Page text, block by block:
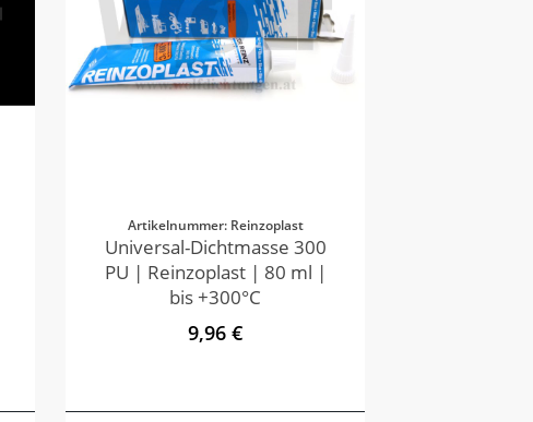
Artikelnummer: Reinzoplast
Universal-Dichtmasse 300
PU | Reinzoplast | 80 ml |
bis +300°C
9,96 €